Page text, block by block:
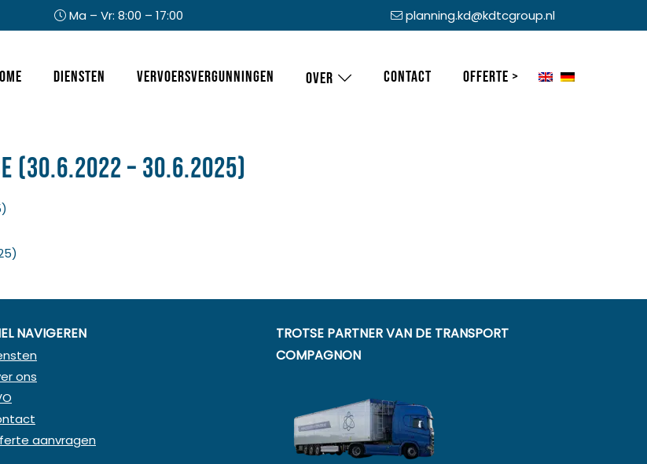
Ma – Vr: 8:00 – 17:00
planning.kd@kdtcgroup.nl
Diensten Vervoersvergunningen Over Contact Offerte >
(30.6.2022 – 30.6.2025)
NAVIGEREN
ons
aanvragen
TROTSE PARTNER VAN DE TRANSPORT
COMPAGNON